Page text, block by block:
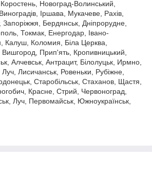
Коростень, Новоград-Волинський,
Іршава, Мукачеве, Рахів,
Запоріжжя, Бердянськ, Дніпрорудне,
Токмак, Енергодар, Івано-
Калуш, Коломия, Біла Церква,
Вишгород, Прип'ять, Кропивницький,
Алчевськ, Антрацит, Білолуцьк, Ирмно,
Лисичанськ, Ровеньки, Рубіжне,
Старобільськ, Стаханов, Щастя,
Красне, Стрий, Червоноград,
Луч, Первомайськ, Южноукраїнськ,